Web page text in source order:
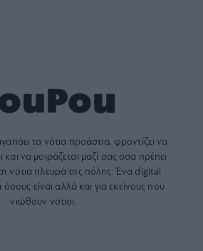
τα νότια προάστια, φροντίζει να
και να μοιράζεται μαζί σας όσα πρέπει
νότια πλευρά της πόλης. Ένα digital
είναι αλλά και για εκείνους που
νιώθουν νότιοι.